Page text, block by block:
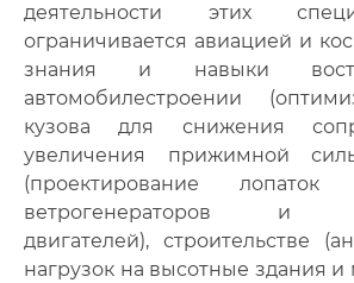
деятельности этих
ограничивается авиацией и
знания и навыки
автомобилестроении
кузова для снижения
увеличения прижимной
(проектирование
ветрогенераторов и
двигателей), строительстве
нагрузок на высотные здания